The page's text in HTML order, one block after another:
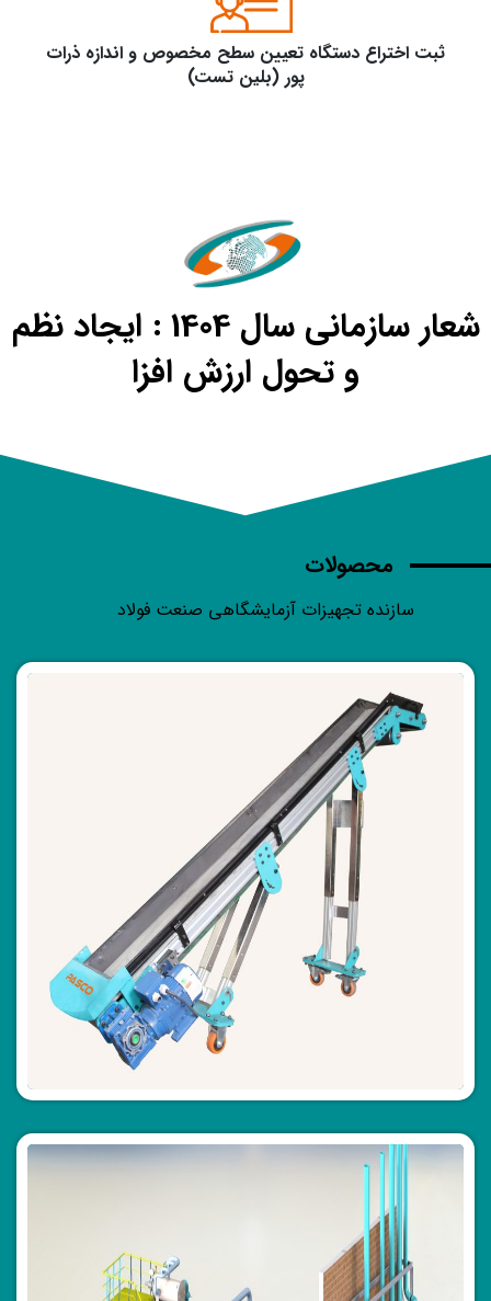
ثبت اختراع دستگاه تعیین سطح مخصوص و اندازه ذرات
پور (بلین تست)
شعار سازمانی سال 1404 : ایجاد نظم
و تحول ارزش افزا
محصولات
سازنده تجهیزات آزمایشگاهی صنعت فولاد